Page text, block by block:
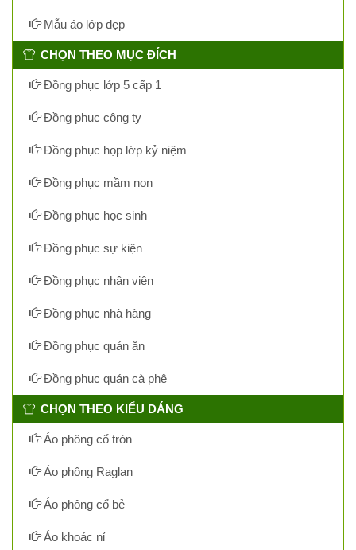
Mẫu áo lớp đẹp
CHỌN THEO MỤC ĐÍCH
Đồng phục lớp 5 cấp 1
Đồng phục công ty
Đồng phục họp lớp kỷ niệm
Đồng phục mầm non
Đồng phục học sinh
Đồng phục sự kiện
Đồng phục nhân viên
Đồng phục nhà hàng
Đồng phục quán ăn
Đồng phục quán cà phê
CHỌN THEO KIỂU DÁNG
Áo phông cổ tròn
Áo phông Raglan
Áo phông cổ bẻ
Áo khoác nỉ